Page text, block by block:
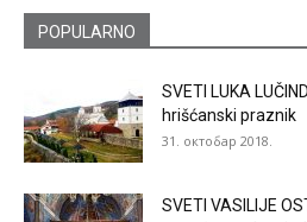
POPULARNO
SVETI LUKA
hrišćanski praznik
31. октобар 2018.
SVETI VASILIJE